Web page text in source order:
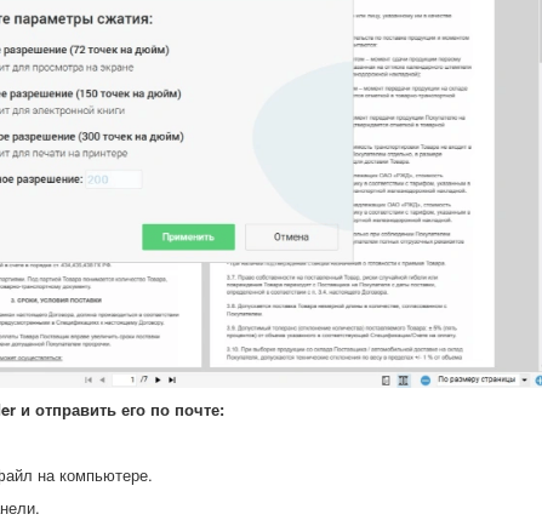
и отправить его по почте:
на компьютере.